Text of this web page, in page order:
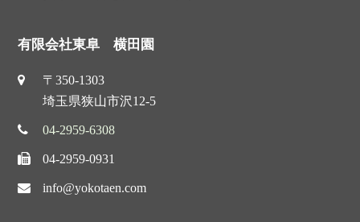
有限会社東阜 横田園
〒350-1303
埼玉県狭山市沢12-5
04-2959-6308
04-2959-0931
info@yokotaen.com